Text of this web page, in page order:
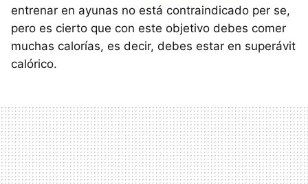
entrenar en ayunas no está contraindicado per se,
pero es cierto que con este objetivo debes comer
muchas calorías, es decir, debes estar en superávit
calórico.